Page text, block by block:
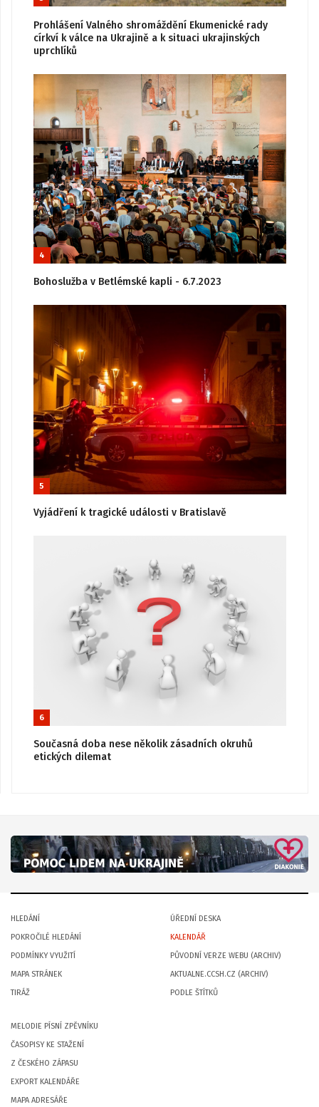
Prohlášení Valného shromáždění Ekumenické rady
církví k válce na Ukrajině a k situaci ukrajinských
uprchlíků
4
Bohoslužba v Betlémské kapli - 6.7.2023
5
Vyjádření k tragické události v Bratislavě
6
Současná doba nese několik zásadních okruhů
etických dilemat
HLEDÁNÍ
POKROČILÉ HLEDÁNÍ
PODMÍNKY VYUŽITÍ
MAPA STRÁNEK
TIRÁŽ
ÚŘEDNÍ DESKA
KALENDÁŘ
PŮVODNÍ VERZE WEBU (ARCHIV)
AKTUALNE.CCSH.CZ (ARCHIV)
PODLE ŠTÍTKŮ
MELODIE PÍSNÍ ZPĚVNÍKU
ČASOPISY KE STAŽENÍ
Z ČESKÉHO ZÁPASU
EXPORT KALENDÁŘE
MAPA ADRESÁŘE